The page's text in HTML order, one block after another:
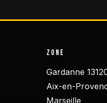
ZONE
Gardanne
Aix-en-
Marseille